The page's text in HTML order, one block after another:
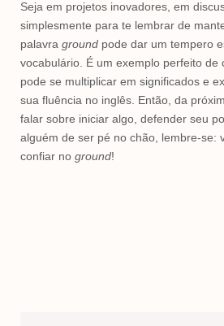
Seja em projetos inovadores, em
simplesmente para te lembrar de
palavra ground pode dar um tempero
vocabulário. É um exemplo perfeito de
pode se multiplicar em significados e
sua fluência no inglês. Então, da
falar sobre iniciar algo, defender seu
alguém de ser pé no chão, lembre-se:
confiar no ground!